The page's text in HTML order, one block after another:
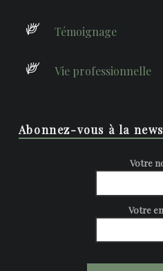
Témoignage
Vie professionnelle
Abonnez-vous à la
Votre
Votre